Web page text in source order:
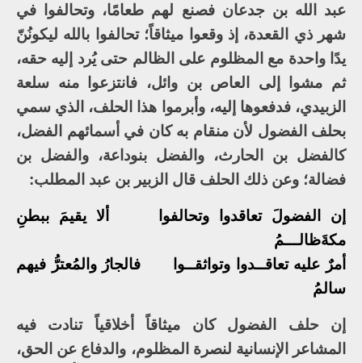
عبد الله بن جدعان فصنع لهم طعامًا، وتحالفوا في
شهر ذي القعدة، إذ وقعوا ميثاقاً؛ تحالفوا بالله ليكونُنّ
يدًا واحدة مع المظلوم على الظالم حتى يُرد إليه حقه،
ثم مشوا إلى العاص بن وائل، فانتزعوا منه سلعة
الزبيدي، فدفعوها إليه، وأبرموا هذا الحلف، الذي سمي
بحلف الفضول لأن منقام به كان في أسمائهم الفضل،
كالفضل بن الحارث، والفضل بنوداعة، والفضل بن
فضالة؛ وعن ذلك الحلف قال الزبير بن عبد المطلب:
إن الفضولَ تعاقدوا وتحالفوا ألا يقيمَ ببطنِ
مكةَظالـــمُ
أمرٌ عليه تعاقــدوا وتواثقــوا فالجارُ والمُعترُّ فيهم
سالمُ
إن حلف الفضول كان ميثاقاً أخلاقياً تنادت فيه
المشاعر الإنسانية لنصرة المظلوم، والدفاع عن الحق،